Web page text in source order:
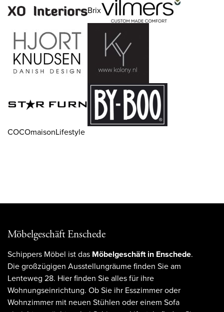
Brix
COCOmaisonLifestyle
Möbelgeschäft Enschede
Schippers Möbel ist das Möbelgeschäft in Enschede.
Die großzügigen Ausstellungräume finden Sie am
Lenteweg 28. Hier finden Sie alles für ihre
Wohnungseinrichtung. Ob Sie ihr Esszimmer oder
Wohnzimmer mit neuen Stühlen oder einem Sofa